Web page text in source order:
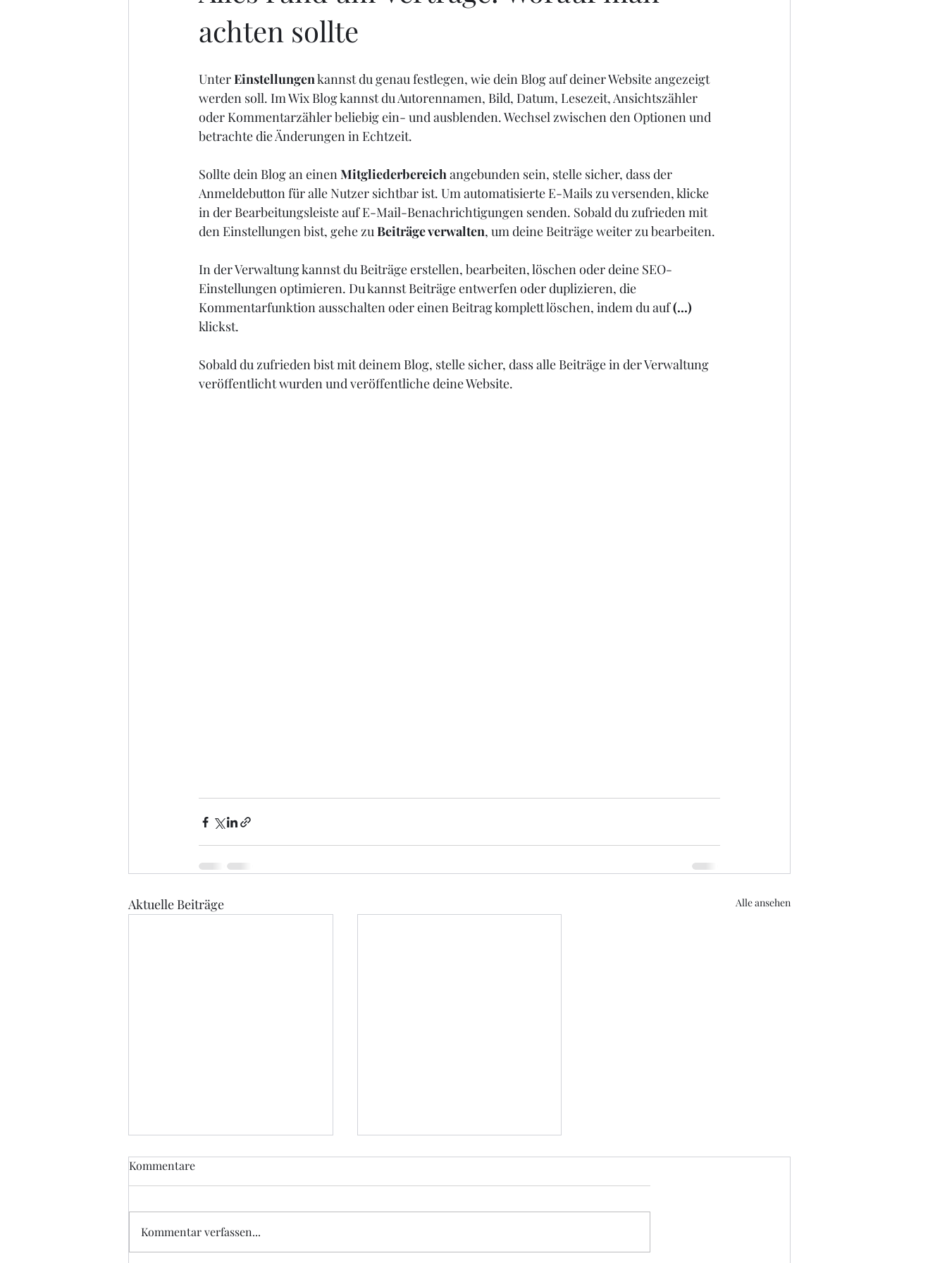
achten sollte
Unter Einstellungen kannst du genau festlegen, wie dein Blog auf deiner Website angezeigt
werden soll. Im Wix Blog kannst du Autorennamen, Bild, Datum, Lesezeit, Ansichtszähler
oder Kommentarzähler beliebig ein- und ausblenden. Wechsel zwischen den Optionen und
betrachte die Änderungen in Echtzeit.
Sollte dein Blog an einen Mitgliederbereich angebunden sein, stelle sicher, dass der
Anmeldebutton für alle Nutzer sichtbar ist. Um automatisierte E-Mails zu versenden, klicke
in der Bearbeitungsleiste auf E-Mail-Benachrichtigungen senden. Sobald du zufrieden mit
den Einstellungen bist, gehe zu Beiträge verwalten, um deine Beiträge weiter zu bearbeiten.
In der Verwaltung kannst du Beiträge erstellen, bearbeiten, löschen oder deine SEO-
Einstellungen optimieren. Du kannst Beiträge entwerfen oder duplizieren, die
Kommentarfunktion ausschalten oder einen Beitrag komplett löschen, indem du auf (...)
klickst.
Sobald du zufrieden bist mit deinem Blog, stelle sicher, dass alle Beiträge in der Verwaltung
veröffentlicht wurden und veröffentliche deine Website.
Aktuelle Beiträge Alle ansehen
Kommentare
Kommentar verfassen...